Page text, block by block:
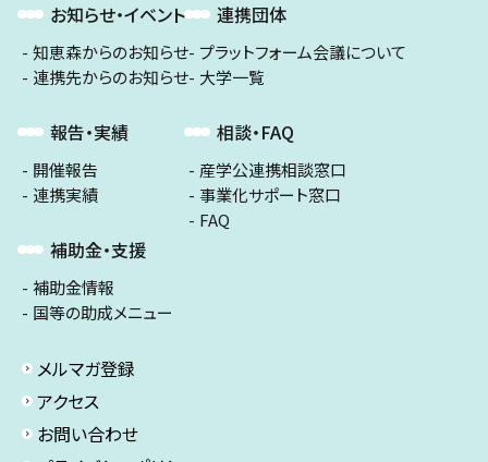
お知らせ・イベント
知恵森からのお知らせ
連携先からのお知らせ
報告・実績
開催報告
連携実績
補助金・支援
補助金情報
国等の助成メニュー
連携団体
プラットフォーム会議について
大学一覧
相談・FAQ
産学公連携相談窓口
事業化サポート窓口
FAQ
メルマガ登録
アクセス
お問い合わせ